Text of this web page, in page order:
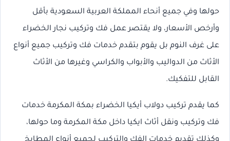
حولها وفي جميع أنحاء المملكة العربية السعودية بأقل
وأرخص الأسعار، ولا يقتصر عمل فك وتركيب نجار الخضراء
على غرف النوم بل يقوم بتقدم خدمات فك وتركيب جميع أنواع
الأثاث من الدواليب والأبواب والكراسي وغيرها من الأثاث
القابل للتفكيك.
كما يقدم تركيب دولاب أيكيا الخضراء بمكة المكرمة خدمات
فك وتركيب ونقل أثاث ايكيا داخل مكة المكرمة وما حولها،